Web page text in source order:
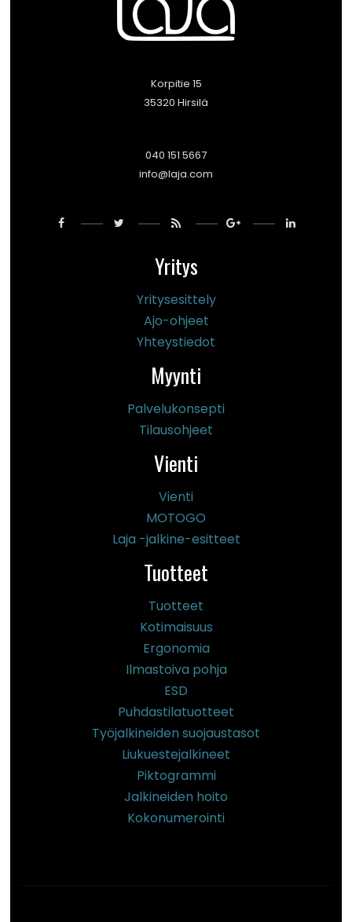
Korpitie 15
35320 Hirsilä
040 151 5667
info@laja.com
Yritys
Yritysesittely
Ajo-ohjeet
Yhteystiedot
Myynti
Palvelukonsepti
Tilausohjeet
Vienti
Vienti
MOTOGO
Laja -jalkine-esitteet
Tuotteet
Tuotteet
Kotimaisuus
Ergonomia
Ilmastoiva pohja
ESD
Puhdastilatuotteet
Työjalkineiden suojaustasot
Liukuestejalkineet
Piktogrammi
Jalkineiden hoito
Kokonumerointi